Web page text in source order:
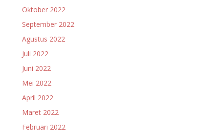
Oktober 2022
September 2022
Agustus 2022
Juli 2022
Juni 2022
Mei 2022
April 2022
Maret 2022
Februari 2022